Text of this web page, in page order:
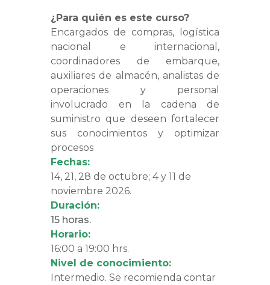
¿Para quién es este curso?
Encargados de compras, logística
nacional e internacional,
coordinadores de embarque,
auxiliares de almacén, analistas de
operaciones y personal
involucrado en la cadena de
suministro que deseen fortalecer
sus conocimientos y optimizar
procesos
Fechas:
14, 21, 28 de octubre; 4 y 11 de
noviembre 2026.
Duración:
15 horas.
Horario:
16:00 a 19:00 hrs.
Nivel de conocimiento:
Intermedio. Se recomienda contar